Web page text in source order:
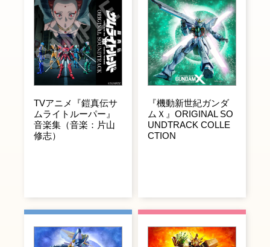
News
ニュース
Music List
ミュージックリスト
楽曲使用については
TVアニメ『鎧真伝サ
ムライトルーパー』
音楽集（音楽：片山
修志）
『機動新世紀ガンダ
ムＸ』ORIGINAL SO
UNDTRACK COLLE
CTION